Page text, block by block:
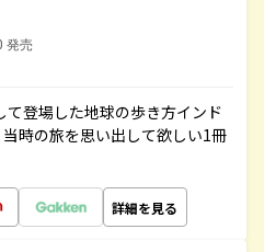
発売
登場した地球の歩き方インド
時の旅を思い出して欲しい1冊
詳細を見る